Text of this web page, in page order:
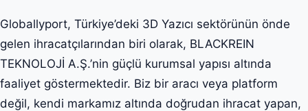
Globallyport, Türkiye’deki 3D Yazıcı sektörünün önde
gelen ihracatçılarından biri olarak, BLACKREIN
TEKNOLOJİ A.Ş.’nin güçlü kurumsal yapısı altında
faaliyet göstermektedir. Biz bir aracı veya platform
değil, kendi markamız altında doğrudan ihracat yapan,